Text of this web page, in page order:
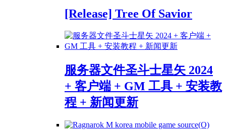
[Release] Tree Of Savior
服务器文件圣斗士星矢 2024
+ 客户端 + GM 工具 + 安装教
程 + 新闻更新